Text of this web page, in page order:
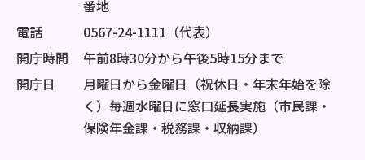
番地
電話
0567-24-1111（代表）
開庁時間
午前8時30分から午後5時15分まで
開庁日
月曜日から金曜日（祝休日・年末年始を除
く）毎週水曜日に窓口延長実施（市民課・
保険年金課・税務課・収納課）